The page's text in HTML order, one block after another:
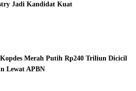
Jadi Kandidat Kuat
Merah Putih Rp240 Triliun Dicicil
Lewat APBN